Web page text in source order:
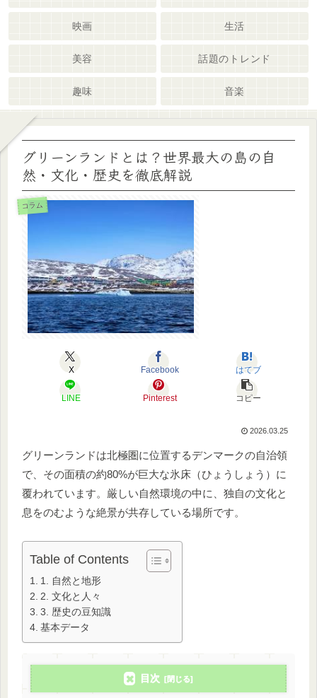
映画 生活
美容 話題のトレンド
趣味 音楽
グリーンランドとは？世界最大の島の自
然・文化・歴史を徹底解説
コラム
X Facebook はてブ
LINE Pinterest コピー
2026.03.25
グリーンランドは北極圏に位置するデンマークの自治領
で、その面積の約80%が巨大な氷床（ひょうしょう）に
覆われています。厳しい自然環境の中に、独自の文化と
息をのむような絶景が共存している場所です。
Table of Contents
1. 自然と地形
2. 文化と人々
3. 歴史の豆知識
基本データ
目次